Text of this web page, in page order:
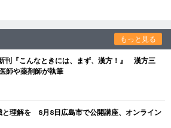
もっと見る
刊『こんなときには、まず、漢方！』 漢方三
師や薬剤師が執筆
と理解を 8月8日広島市で公開講座、オンライン